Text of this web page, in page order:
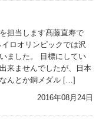
担当します髙藤直寿で
ロオリンピックでは沢
ました。 目標にしてい
来ませんでしたが、日本
んとか銅メダル […]
2016年08月24日